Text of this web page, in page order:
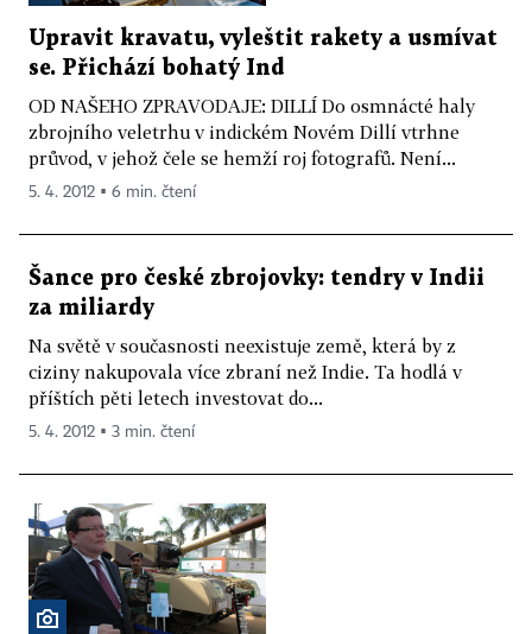
Upravit kravatu, vyleštit rakety a usmívat
se. Přichází bohatý Ind
OD NAŠEHO ZPRAVODAJE: DILLÍ Do osmnácté haly
zbrojního veletrhu v indickém Novém Dillí vtrhne
průvod, v jehož čele se hemží roj fotografů. Není...
5. 4. 2012 ▪ 6 min. čtení
Šance pro české zbrojovky: tendry v Indii
za miliardy
Na světě v současnosti neexistuje země, která by z
ciziny nakupovala více zbraní než Indie. Ta hodlá v
příštích pěti letech investovat do...
5. 4. 2012 ▪ 3 min. čtení